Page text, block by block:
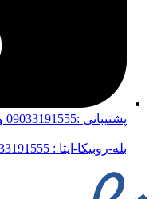
پشتیبانی :09033191555 واتس آپ
بله-روبیکا-ایتا : 09033191555